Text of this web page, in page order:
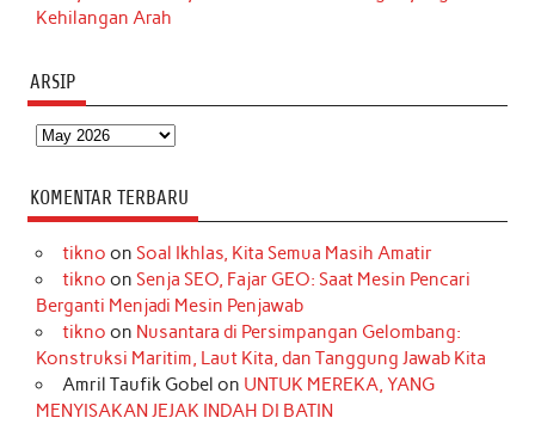
Kehilangan Arah
ARSIP
Arsip
KOMENTAR TERBARU
tikno on Soal Ikhlas, Kita Semua Masih Amatir
tikno on Senja SEO, Fajar GEO: Saat Mesin Pencari
Berganti Menjadi Mesin Penjawab
tikno on Nusantara di Persimpangan Gelombang:
Konstruksi Maritim, Laut Kita, dan Tanggung Jawab Kita
Amril Taufik Gobel on UNTUK MEREKA, YANG
MENYISAKAN JEJAK INDAH DI BATIN